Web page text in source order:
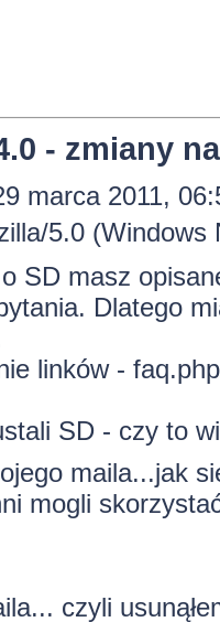
- zmiany
marca 2011,
5.0
SD masz
Dlatego
linków -
SD - czy to
maila...jak
mogli
czyli